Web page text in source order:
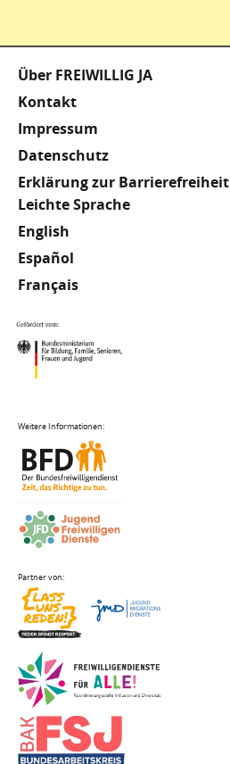
Fußzeile
Über FREIWILLIG JA
Kontakt
Impressum
Datenschutz
Erklärung zur Barrierefreiheit
Meta
Footer
Leichte Sprache
English
Español
Français